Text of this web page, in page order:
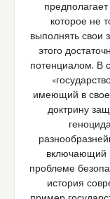
которое не
выполнять свои
этого
потенциалом. В
имеющий в
доктрину
включающий
проблеме
история